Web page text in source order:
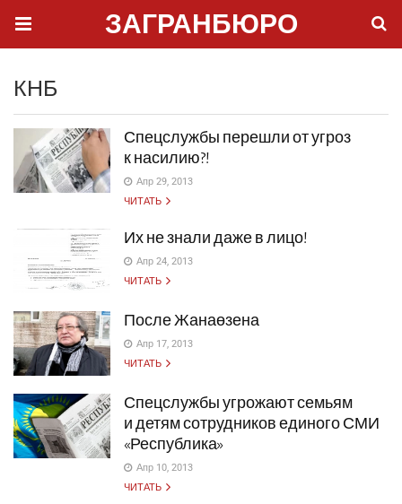
ЗАГРАНБЮРО
КНБ
Спецслужбы перешли от угроз
к насилию?!
Апр 29, 2013
ЧИТАТЬ
Их не знали даже в лицо!
Апр 24, 2013
ЧИТАТЬ
После Жанаөзена
Апр 17, 2013
ЧИТАТЬ
Спецслужбы угрожают семьям
и детям сотрудников единого СМИ
«Республика»
Апр 10, 2013
ЧИТАТЬ